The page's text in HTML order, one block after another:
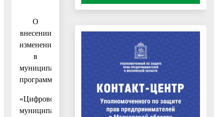
О
внесении
изменений
в
муниципальную
программу
«Цифровое
муниципальное